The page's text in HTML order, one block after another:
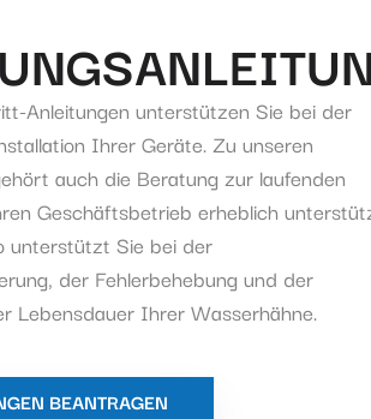
Anleitungen unterstützen Sie bei der
Ihrer Geräte. Zu unseren
auch die Beratung zur laufenden
Geschäftsbetrieb erheblich
unterstützt Sie bei der
der Fehlerbehebung und der
Lebensdauer Ihrer Wasserhähne.
BEANTRAGEN